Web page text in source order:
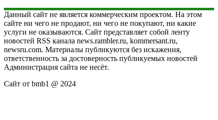
Данный сайт не является коммерческим проектом. На этом
сайте ни чего не продают, ни чего не покупают, ни какие
услуги не оказываются. Сайт представляет собой ленту
новостей RSS канала news.rambler.ru, kommersant.ru,
newsru.com. Материалы публикуются без искажения,
ответственность за достоверность публикуемых новостей
Администрация сайта не несёт.
Сайт от bmb1 @ 2024